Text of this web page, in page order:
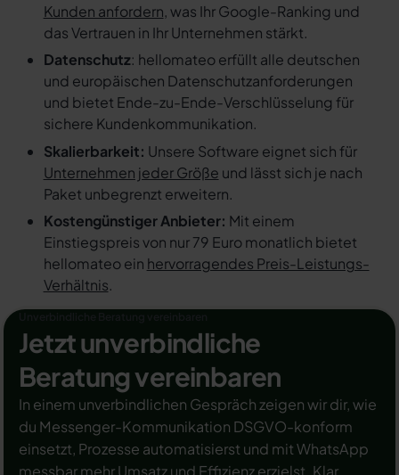
Kunden anfordern, was Ihr Google-Ranking und
das Vertrauen in Ihr Unternehmen stärkt.
Datenschutz: hellomateo erfüllt alle deutschen
und europäischen Datenschutzanforderungen
und bietet Ende-zu-Ende-Verschlüsselung für
sichere Kundenkommunikation.
Skalierbarkeit: Unsere Software eignet sich für
Unternehmen jeder Größe und lässt sich je nach
Paket unbegrenzt erweitern.
Kostengünstiger Anbieter: Mit einem
Einstiegspreis von nur 79 Euro monatlich bietet
hellomateo ein hervorragendes Preis-Leistungs-
Verhältnis.
Jetzt unverbindliche
Beratung vereinbaren
In einem unverbindlichen Gespräch zeigen wir dir, wie
du Messenger-Kommunikation DSGVO-konform
einsetzt, Prozesse automatisierst und mit WhatsApp
messbar mehr Umsatz und Effizienz erzielst. Klar,